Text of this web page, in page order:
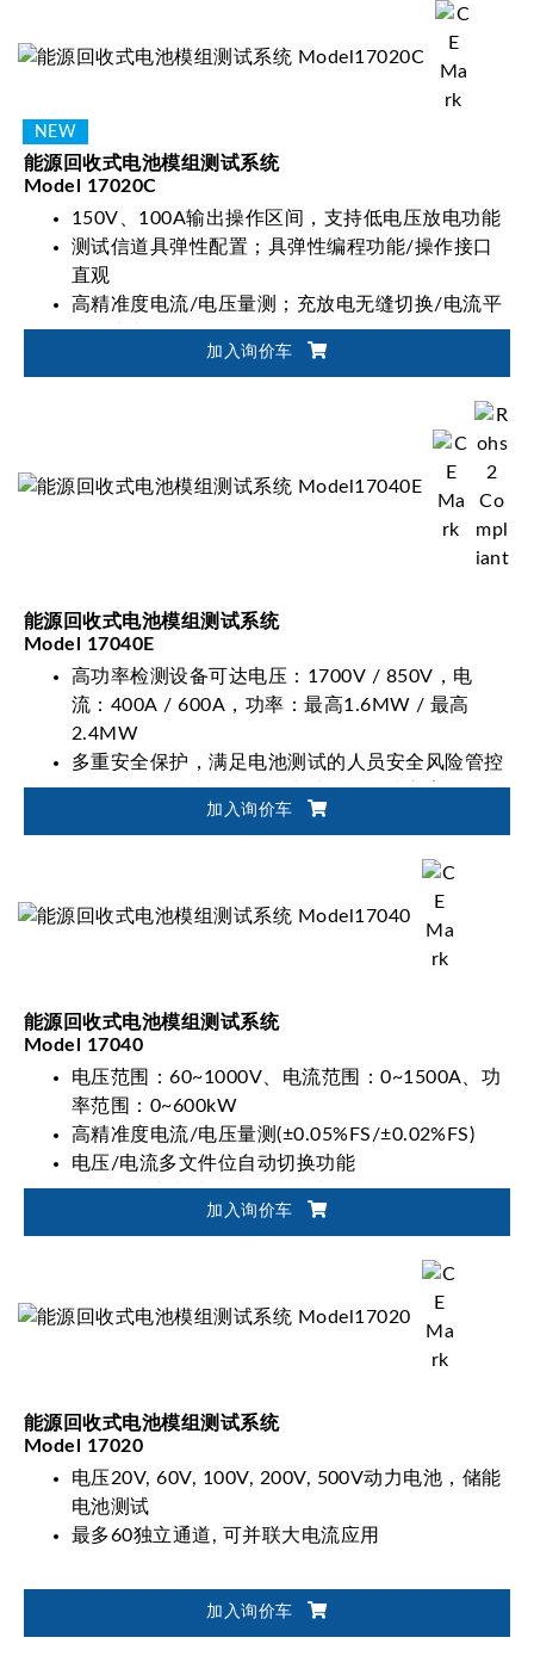
能源回收式电池模组测试系统
Model 17020C
150V、100A输出操作区间，支持低电压放电功能
测试信道具弹性配置；具弹性编程功能/操作接口
直观
高精准度电流/电压量测；充放电无缝切换/电流平
稳不中断
适用电池模块/电池包设计验证、生产测试与产品
加入询价车
能源回收式电池模组测试系统
Model 17040E
高功率检测设备可达电压：1700V / 850V，电
流：400A / 600A，功率：最高1.6MW / 最高
2.4MW
多重安全保护，满足电池测试的人员安全风险管控
弹性化整合技术，自动化电池验证解决方案
加入询价车
能源回收式电池模组测试系统
Model 17040
电压范围：60~1000V、电流范围：0~1500A、功
率范围：0~600kW
高精准度电流/电压量测(±0.05%FS/±0.02%FS)
电压/电流多文件位自动切换功能
可符合动力电池国际标准测试：IEC, ISO, UL,
加入询价车
能源回收式电池模组测试系统
Model 17020
电压20V, 60V, 100V, 200V, 500V动力电池，储能
电池测试
最多60独立通道, 可并联大电流应用
加入询价车